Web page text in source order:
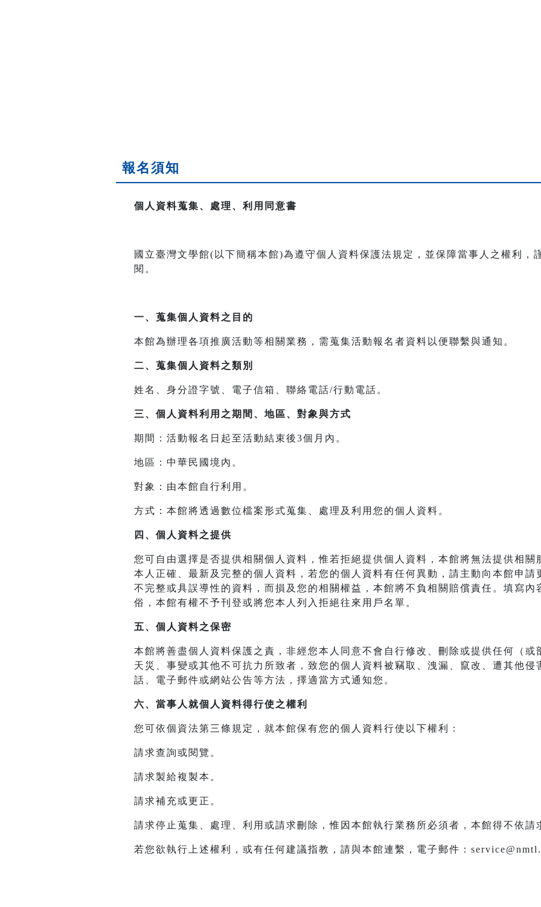
報名須知
個人資料蒐集、處理、利用同意書
國立臺灣文學館(以下簡稱本館)為遵守個人資料保護法規定，並保障當事人之權利，
閱。
一、 蒐集個人資料之目的
本館為辦理各項推廣活動等相關業務，需蒐集活動報名者資料以便聯繫與通知。
二、 蒐集個人資料之類別
姓名、身分證字號、電子信箱、聯絡電話/行動電話。
三、 個人資料利用之期間、地區、對象與方式
期間：活動報名日起至活動結束後3個月內。
地區：中華民國境內。
對象：由本館自行利用。
方式：本館將透過數位檔案形式蒐集、處理及利用您的個人資料。
四、 個人資料之提供
您可自由選擇是否提供相關個人資料，惟若拒絕提供個人資料，本館將無法提供相關
本人正確、最新及完整的個人資料，若您的個人資料有任何異動，請主動向本館申請
不完整或具誤導性的資料，而損及您的相關權益，本館將不負相關賠償責任。填寫內
俗，本館有權不予刊登或將您本人列入拒絕往來用戶名單。
五、個人資料之保密
本館將善盡個人資料保護之責，非經您本人同意不會自行修改、刪除或提供任何（或
天災、事變或其他不可抗力所致者，致您的個人資料被竊取、洩漏、竄改、遭其他侵
話、電子郵件或網站公告等方法，擇適當方式通知您。
六、當事人就個人資料得行使之權利
您可依個資法第三條規定，就本館保有您的個人資料行使以下權利：
請求查詢或閱覽。
請求製給複製本。
請求補充或更正。
請求停止蒐集、處理、利用或請求刪除，惟因本館執行業務所必須者，本館得不依請
若您欲執行上述權利，或有任何建議指教，請與本館連繫，電子郵件：